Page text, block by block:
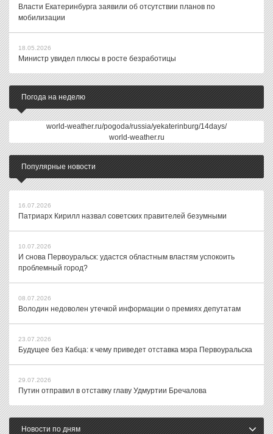
Власти Екатеринбурга заявили об отсутствии планов по
мобилизации
18.05.2026
Министр увидел плюсы в росте безработицы
Погода на неделю
world-weather.ru/pogoda/russia/yekaterinburg/14days/
world-weather.ru
Популярные новости
16.07.2026
Патриарх Кирилл назвал советских правителей безумными
10.07.2026
И снова Первоуральск: удастся областным властям успокоить
проблемный город?
08.07.2026
Володин недоволен утечкой информации о премиях депутатам
23.07.2026
Будущее без Кабца: к чему приведет отставка мэра Первоуральска
29.07.2026
Путин отправил в отставку главу Удмуртии Бречалова
Новости по дням